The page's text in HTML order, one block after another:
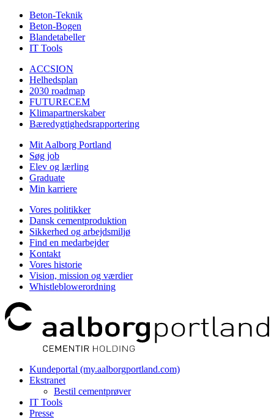
Beton-Teknik
Beton-Bogen
Blandetabeller
IT Tools
ACCSION
Helhedsplan
2030 roadmap
FUTURECEM
Klimapartnerskaber
Bæredygtighedsrapportering
Mit Aalborg Portland
Søg job
Elev og lærling
Graduate
Min karriere
Vores politikker
Dansk cementproduktion
Sikkerhed og arbejdsmiljø
Find en medarbejder
Kontakt
Vores historie
Vision, mission og værdier
Whistleblowerordning
Kundeportal (my.aalborgportland.com)
Ekstranet
Bestil cementprøver
IT Tools
Presse